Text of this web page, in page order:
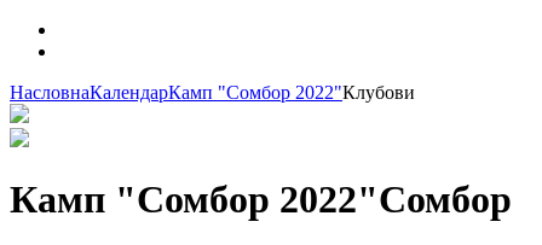
НасловнаКалендарКамп "Сомбор 2022"Клубови
Камп "Сомбор 2022"Сомбор